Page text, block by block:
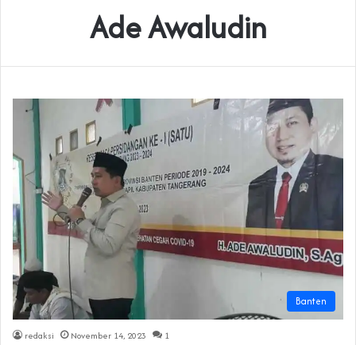
Ade Awaludin
Banten
redaksi November 14, 2023 1